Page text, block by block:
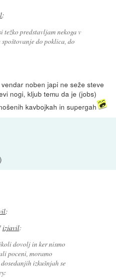
:
težko predstavljam nekoga v
spoštovanje do poklica, do
noben japi ne seže steve
nogi, kljub temu da je (jobs)
kavbojkah in supergah
:
izjavil:
dovolj in ker nismo
poceni, moramo
izkušnjah se